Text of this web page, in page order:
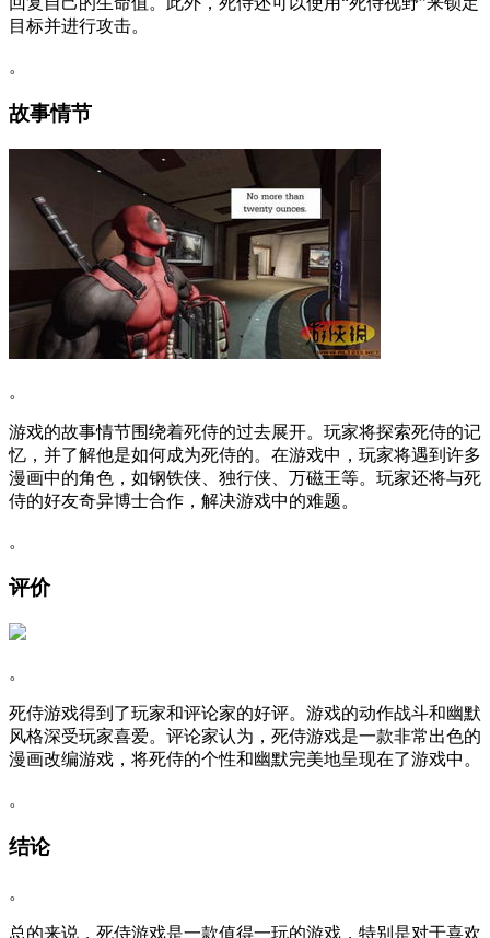
目标并进行攻击。
。
故事情节
。
游戏的故事情节围绕着死侍的过去展开。玩家将探索死侍的记
忆，并了解他是如何成为死侍的。在游戏中，玩家将遇到许多
漫画中的角色，如钢铁侠、独行侠、万磁王等。玩家还将与死
侍的好友奇异博士合作，解决游戏中的难题。
。
评价
。
死侍游戏得到了玩家和评论家的好评。游戏的动作战斗和幽默
风格深受玩家喜爱。评论家认为，死侍游戏是一款非常出色的
漫画改编游戏，将死侍的个性和幽默完美地呈现在了游戏中。
。
结论
。
总的来说，死侍游戏是一款值得一玩的游戏，特别是对于喜欢